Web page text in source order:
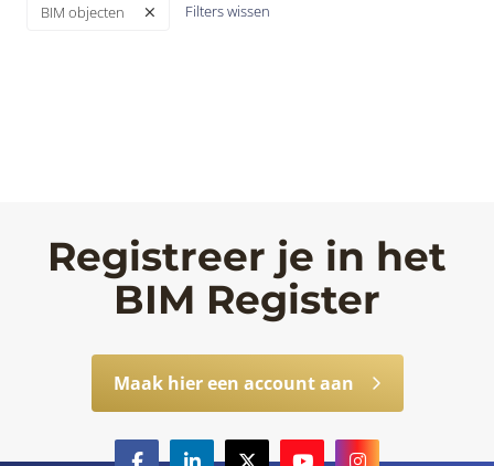
BIM objecten Filters wissen
Registreer je in het
BIM Register
Maak hier een account aan